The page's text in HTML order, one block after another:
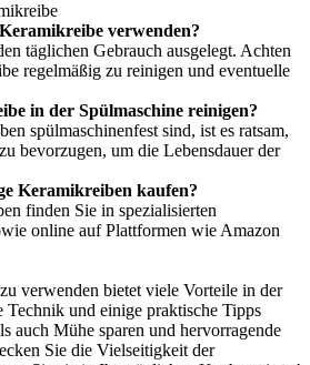
verwenden?
täglichen Gebrauch ausgelegt. Achten
regelmäßig zu reinigen und eventuelle
in der Spülmaschine reinigen?
spülmaschinenfest sind, ist es ratsam,
bevorzugen, um die Lebensdauer der
Keramikreiben kaufen?
finden Sie in spezialisierten
online auf Plattformen wie Amazon
verwenden bietet viele Vorteile in der
und einige praktische Tipps
auch Mühe sparen und hervorragende
Sie die Vielseitigkeit der